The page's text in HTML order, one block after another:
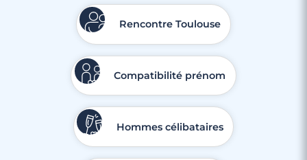
Rencontre Toulouse
Compatibilité prénom
Hommes célibataires